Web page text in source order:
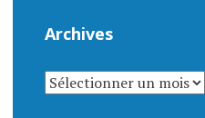
Archives
ARCHIVES